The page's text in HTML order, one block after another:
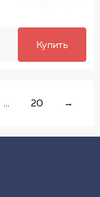
Купить
... 20 →